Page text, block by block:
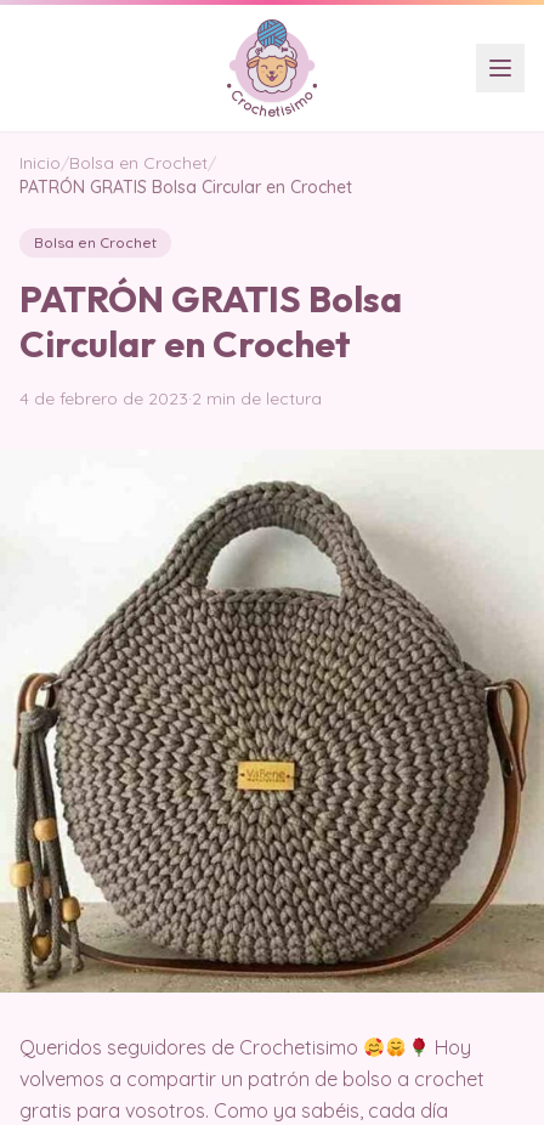
Inicio/Bolsa en Crochet/
PATRÓN GRATIS Bolsa Circular en Crochet
Bolsa en Crochet
PATRÓN GRATIS Bolsa
Circular en Crochet
4 de febrero de 2023·2 min de lectura
Queridos seguidores de Crochetisimo
Hoy
volvemos a compartir un patrón de bolso a crochet
gratis para vosotros. Como ya sabéis, cada día